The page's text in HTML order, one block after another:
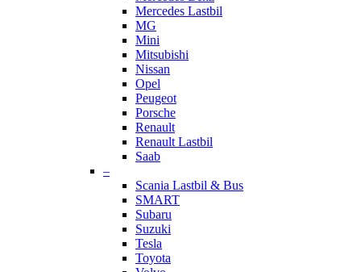
Mercedes Lastbil
MG
Mini
Mitsubishi
Nissan
Opel
Peugeot
Porsche
Renault
Renault Lastbil
Saab
–
Scania Lastbil & Bus
SMART
Subaru
Suzuki
Tesla
Toyota